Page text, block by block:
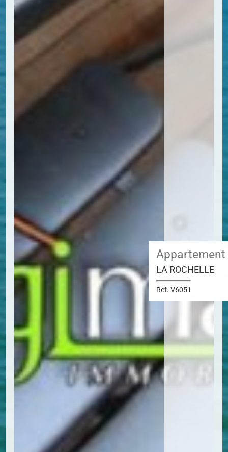
Appartement
LA ROCHELLE
Ref. V6051